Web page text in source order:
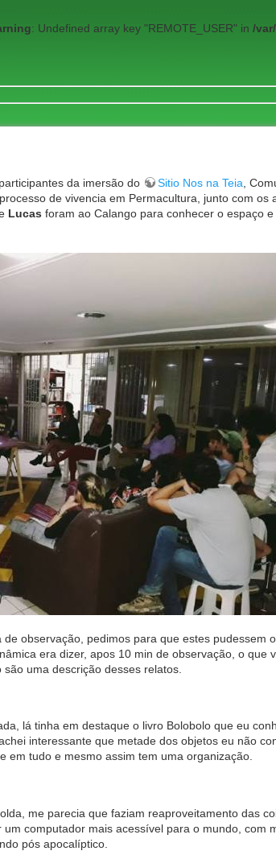
: Undefined array key "REMOTE_USER" in /
da imersão do Sitio Nos na Teia,
de vivencia em Permacultura, junto com os
Lucas foram ao Calango para conhecer o espaço
observação, pedimos para que estes pudessem
era dizer, apos 10 min de observação, o que
uma descrição desses relatos.
lá tinha em destaque o livro Bolobolo que eu
interessante que metade dos objetos eu não
em tudo e mesmo assim tem uma organização.
me parecia que faziam reaproveitamento das
computador mais acessível para o mundo, com
pós apocalíptico.